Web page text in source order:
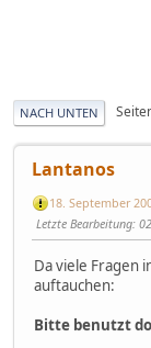
NACH UNTEN
Lantanos
18. September
Letzte Bearbeitung:
Da viele Fragen
auftauchen:
Bitte benutzt